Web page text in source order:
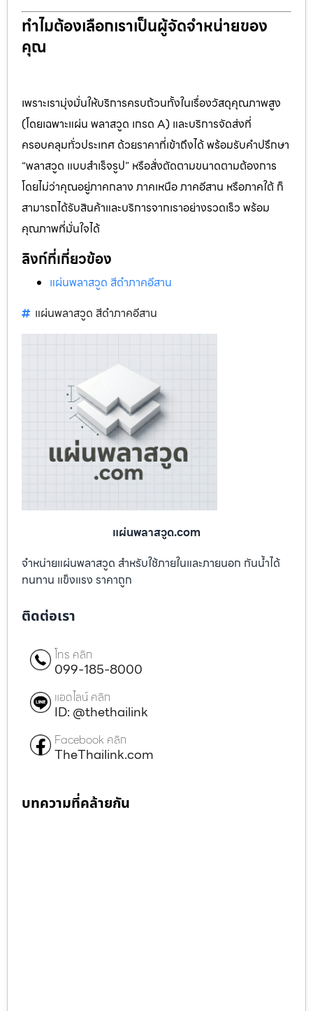
ทำไมต้องเลือกเราเป็นผู้จัดจำหน่ายของ
คุณ
เพราะเรามุ่งมั่นให้บริการครบถ้วนทั้งในเรื่องวัสดุคุณภาพสูง
(โดยเฉพาะแผ่น พลาสวูด เกรด A) และบริการจัดส่งที่
ครอบคลุมทั่วประเทศ ด้วยราคาที่เข้าถึงได้ พร้อมรับคำปรึกษา
“พลาสวูด แบบสำเร็จรูป” หรือสั่งตัดตามขนาดตามต้องการ
โดยไม่ว่าคุณอยู่ภาคกลาง ภาคเหนือ ภาคอีสาน หรือภาคใต้ ก็
สามารถได้รับสินค้าและบริการจากเราอย่างรวดเร็ว พร้อม
คุณภาพที่มั่นใจได้
ลิงก์ที่เกี่ยวข้อง
แผ่นพลาสวูด สีดำภาคอีสาน
แผ่นพลาสวูด สีดำภาคอีสาน
แผ่นพลาสวูด.com
จำหน่ายแผ่นพลาสวูด สำหรับใช้ภายในและภายนอก กันน้ำได้
ทนทาน แข็งแรง ราคาถูก
ติดต่อเรา
โทร คลิก
099-185-8000
แอดไลน์ คลิก
ID: @thethailink
Facebook คลิก
TheThailink.com
บทความที่คล้ายกัน